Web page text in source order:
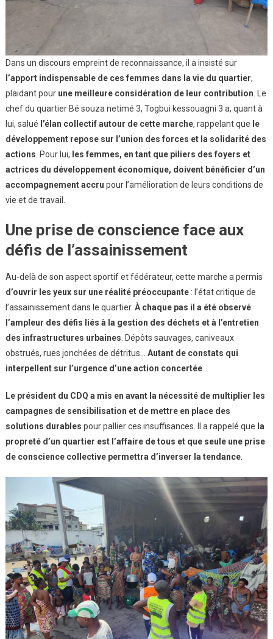
Dans un discours empreint de reconnaissance, il a insisté sur
l’apport indispensable de ces femmes dans la vie du quartier,
plaidant pour une meilleure considération de leur contribution . Le
chef du quartier Bé souza netimé 3, Togbui kessouagni 3 a, quant à
lui, salué l’élan collectif autour de cette marche, rappelant que le
développement repose sur l’union des forces et la solidarité des
actions . Pour lui, les femmes, en tant que piliers des foyers et
actrices du développement économique, doivent bénéficier d’un
accompagnement accru pour l’amélioration de leurs conditions de
vie et de travail.
Une prise de conscience face aux
défis de l’assainissement
Au-delà de son aspect sportif et fédérateur, cette marche a permis
d’ouvrir les yeux sur une réalité préoccupante: l’état critique de
l’assainissement dans le quartier. À chaque pas il a été observé
l’ampleur des défis liés à la gestion des déchets et à l’entretien
des infrastructures urbaines . Dépôts sauvages, caniveaux
obstrués, rues jonchées de détritus… Autant de constats qui
interpellent sur l’urgence d’une action concertée.
Le président du CDQ a mis en avant la nécessité de multiplier les
campagnes de sensibilisation et de mettre en place des
solutions durables pour pallier ces insuffisances. Il a rappelé que la
propreté d’un quartier est l’affaire de tous et que seule une prise
de conscience collective permettra d’inverser la tendance.